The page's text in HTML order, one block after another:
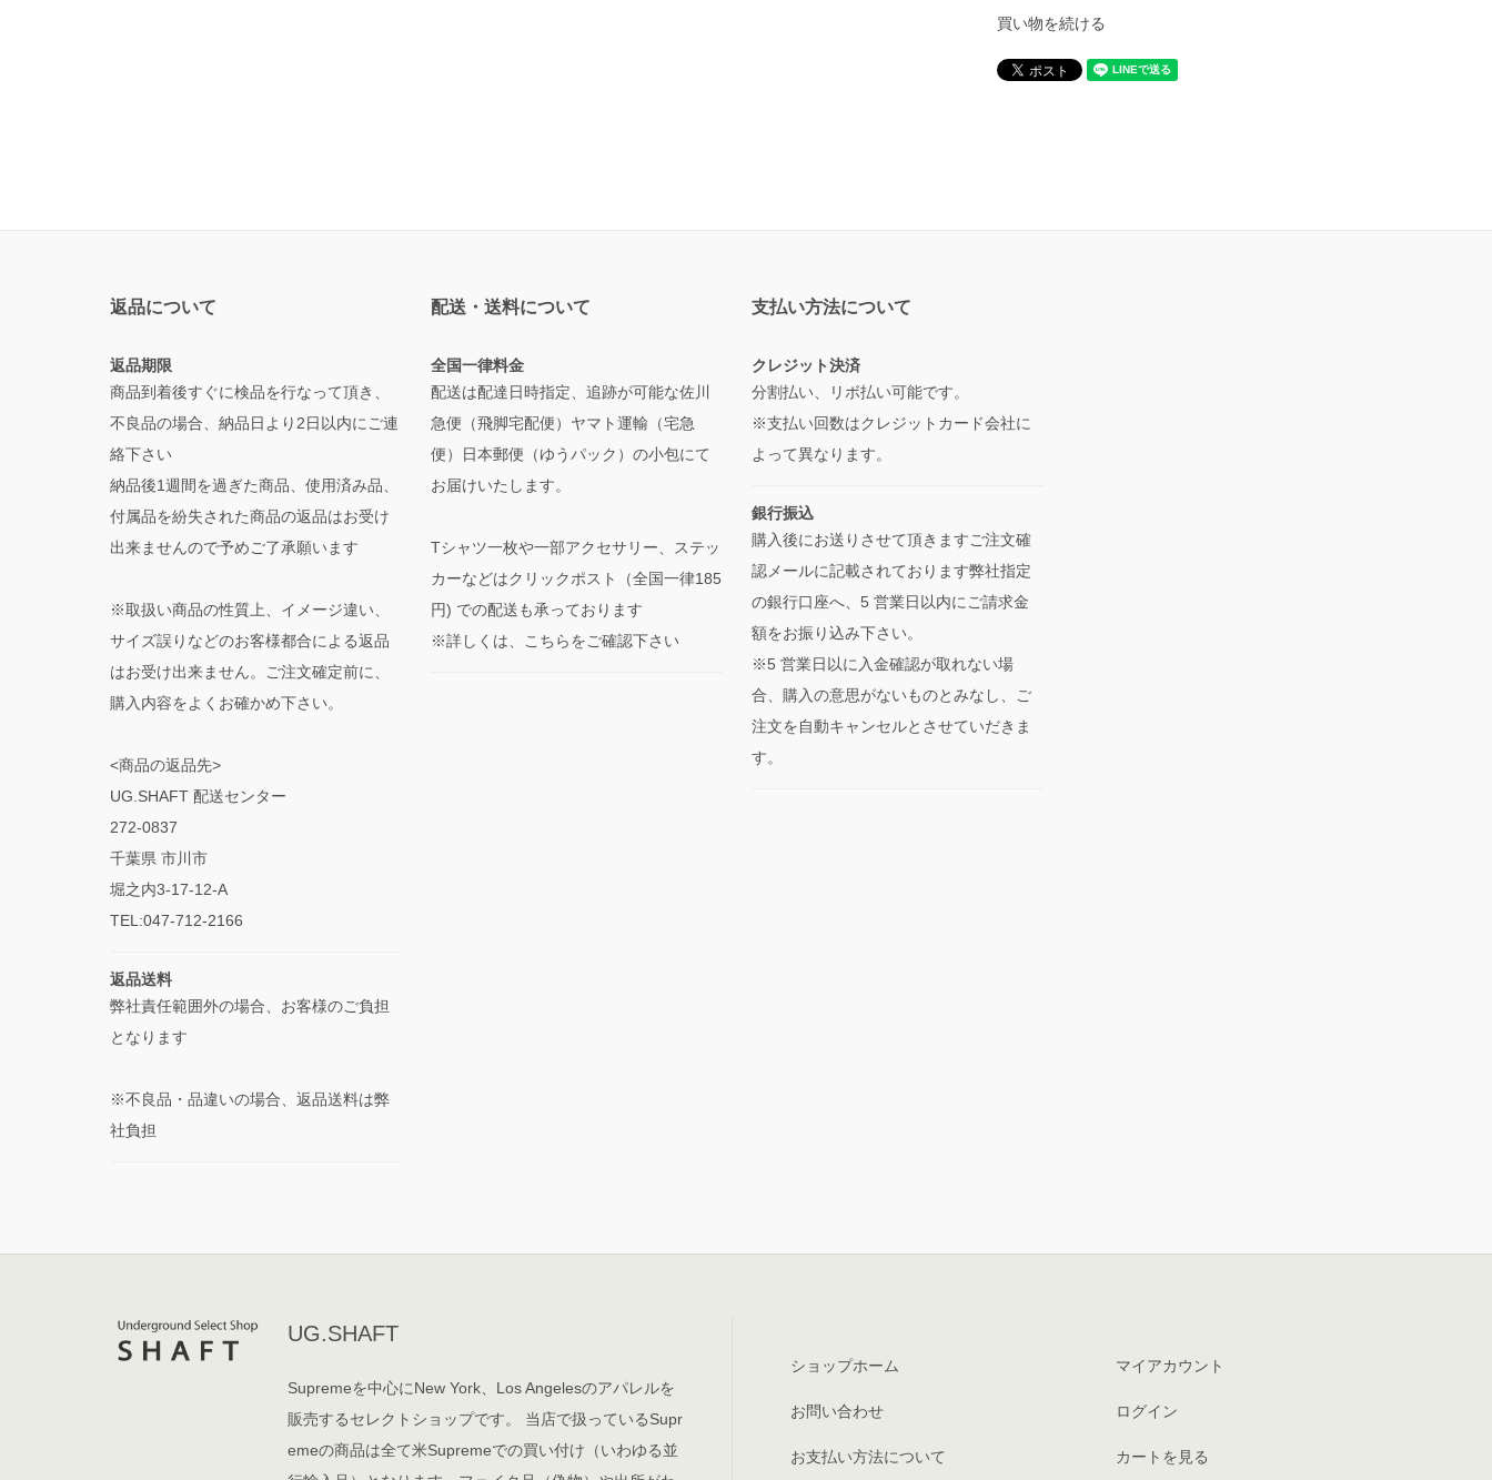
買い物を続ける
返品について
返品期限
商品到着後すぐに検品を行なって頂き、
不良品の場合、納品日より2日以内にご連
絡下さい
納品後1週間を過ぎた商品、使用済み品、
付属品を紛失された商品の返品はお受け
出来ませんので予めご了承願います
※取扱い商品の性質上、イメージ違い、
サイズ誤りなどのお客様都合による返品
はお受け出来ません。ご注文確定前に、
購入内容をよくお確かめ下さい。
<商品の返品先>
UG.SHAFT 配送センター
272-0837
千葉県 市川市
堀之内3-17-12-A
TEL:047-712-2166
返品送料
弊社責任範囲外の場合、お客様のご負担
となります
※不良品・品違いの場合、返品送料は弊
社負担
配送・送料について
全国一律料金
配送は配達日時指定、追跡が可能な佐川
急便（飛脚宅配便）ヤマト運輸（宅急
便）日本郵便（ゆうパック）の小包にて
お届けいたします。
Tシャツ一枚や一部アクセサリー、ステッ
カーなどはクリックポスト（全国一律185
円) での配送も承っております
※詳しくは、こちらをご確認下さい
支払い方法について
クレジット決済
分割払い、リボ払い可能です。
※支払い回数はクレジットカード会社に
よって異なります。
銀行振込
購入後にお送りさせて頂きますご注文確
認メールに記載されております弊社指定
の銀行口座へ、5 営業日以内にご請求金
額をお振り込み下さい。
※5 営業日以に入金確認が取れない場
合、購入の意思がないものとみなし、ご
注文を自動キャンセルとさせていだきま
す。
UG.SHAFT
Supremeを中心にNew York、Los Angelesのアパレルを
販売するセレクトショップです。 当店で扱っているSupr
emeの商品は全て米Supremeでの買い付け（いわゆる並
ショップホーム
お問い合わせ
お支払い方法について
マイアカウント
ログイン
カートを見る